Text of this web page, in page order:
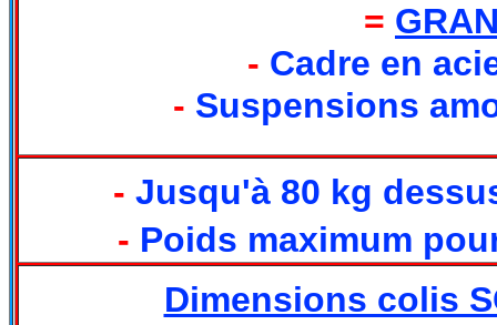
=
- Cadre en
- Suspensions
- Jusqu'à 80 kg
- Poids maximum
Dimensions colis